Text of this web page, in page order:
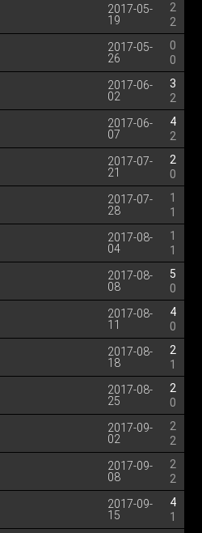
2017-05-
19
2
2
2017-05-
26
0
0
2017-06-
02
3
2
2017-06-
07
4
2
2017-07-
21
2
0
2017-07-
28
1
1
2017-08-
04
1
1
2017-08-
08
5
0
2017-08-
11
4
0
2017-08-
18
2
1
2017-08-
25
2
0
2017-09-
02
2
2
2017-09-
08
2
2
2017-09-
15
4
1